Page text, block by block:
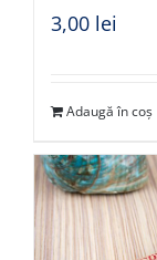
3,00 lei
Adaugă în coș